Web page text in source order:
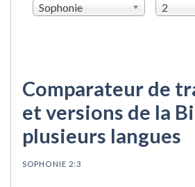
Sophonie 2
Comparateur de
et versions de la
plusieurs langues
SOPHONIE 2:3